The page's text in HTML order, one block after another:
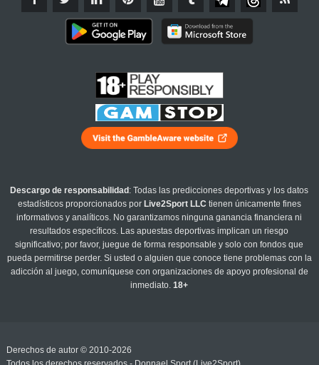
Descargo de responsabilidad : Todas las predicciones deportivas y los datos
estadísticos proporcionados por Live2Sport LLC tienen únicamente fines
informativos y analíticos. No garantizamos ninguna ganancia financiera ni
resultados específicos. Las apuestas deportivas implican un riesgo
significativo; por favor, juegue de forma responsable y solo con fondos que
pueda permitirse perder. Si usted o alguien que conoce tiene problemas con la
adicción al juego, comuníquese con organizaciones de apoyo profesional de
inmediato.18+
Derechos de autor © 2010-2026